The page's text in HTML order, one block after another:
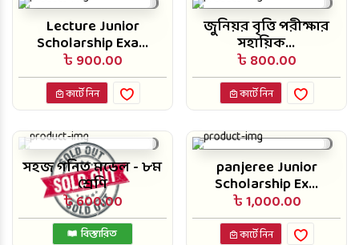
Lecture Junior
Scholarship Exa...
৳ 900.00
কার্টে নিন
জুনিয়র বৃত্তি পরীক্ষার
সহায়িক...
৳ 800.00
কার্টে নিন
সহজ গনিত মডেল - ৮ম
শ্রেণি
৳ 600.00
বিস্তারিত
panjeree Junior
Scholarship Ex...
৳ 1,000.00
কার্টে নিন